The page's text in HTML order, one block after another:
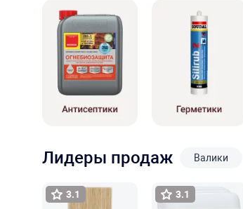
Лидеры продаж Валики
3.1 3.1